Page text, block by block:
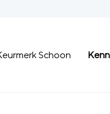
Schoon